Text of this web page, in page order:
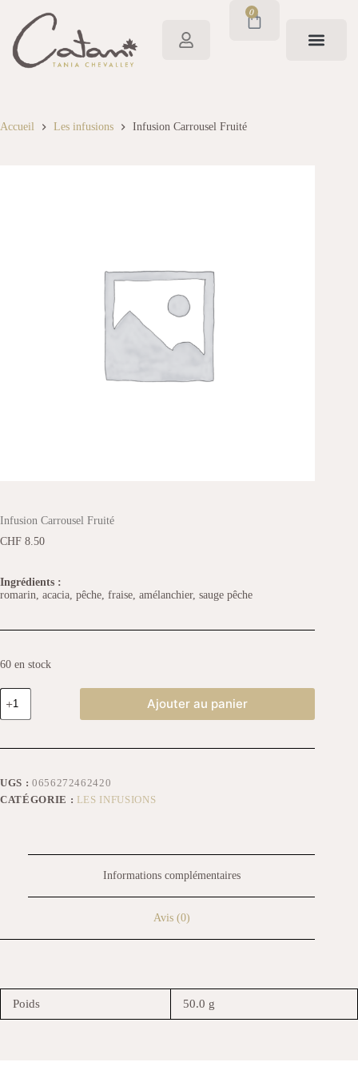
0
Accueil Les infusions Infusion Carrousel Fruité
Infusion Carrousel Fruité
CHF 8.50
Ingrédients :
romarin, acacia, pêche, fraise, amélanchier, sauge pêche
60 en stock
Ajouter au panier
UGS : 0656272462420
CATÉGORIE : LES INFUSIONS
Informations complémentaires
Avis (0)
Poids 50.0 g